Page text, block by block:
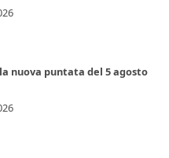
nuova puntata del 5 agosto